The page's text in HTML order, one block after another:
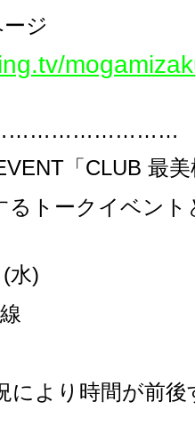
ジ
「CLUB 最
るトークイベン
水)
より時間が前後